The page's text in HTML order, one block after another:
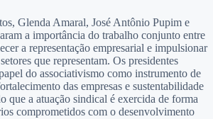
Glenda Amaral, José Antônio Pupim e
a importância do trabalho conjunto entre
a representação empresarial e impulsionar
que representam. Os presidentes
do associativismo como instrumento de
das empresas e sustentabilidade
que a atuação sindical é exercida de forma
comprometidos com o desenvolvimento